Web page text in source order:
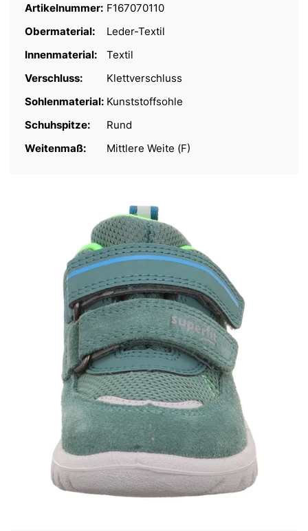
Artikelnummer: F167070110
Obermaterial:
Leder-Textil
Innenmaterial:
Textil
Verschluss:
Klettverschluss
Sohlenmaterial: Kunststoffsohle
Schuhspitze:
Rund
Weitenmaß:
Mittlere Weite (F)